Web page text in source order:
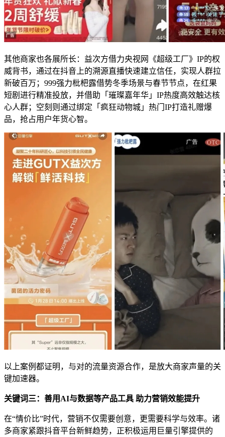
其他商家也各展所长：益次方借力央视网《超级工厂》IP的权
威背书，通过在抖音上的溯源直播快速建立信任，实现人群拉
新破百万；999强力枇杷露借势冬季场景与春节节点，在红果
短剧进行精准投放，并借助「璀璨嘉年华」IP热度高效触达核
心人群；空刻则通过绑定「疯狂动物城」热门IP打造礼赠爆
品，抢占用户年货心智。
以上案例都证明，与对的流量资源合作，是放大商家声量的关
键加速器。
关键词三：善用AI与数据等产品工具 助力营销效能提升
在“情价比”时代，营销不仅需要创意，更需要科学与效率。诸
多商家紧跟抖音平台新鲜趋势，正积极运用巨量引擎提供的